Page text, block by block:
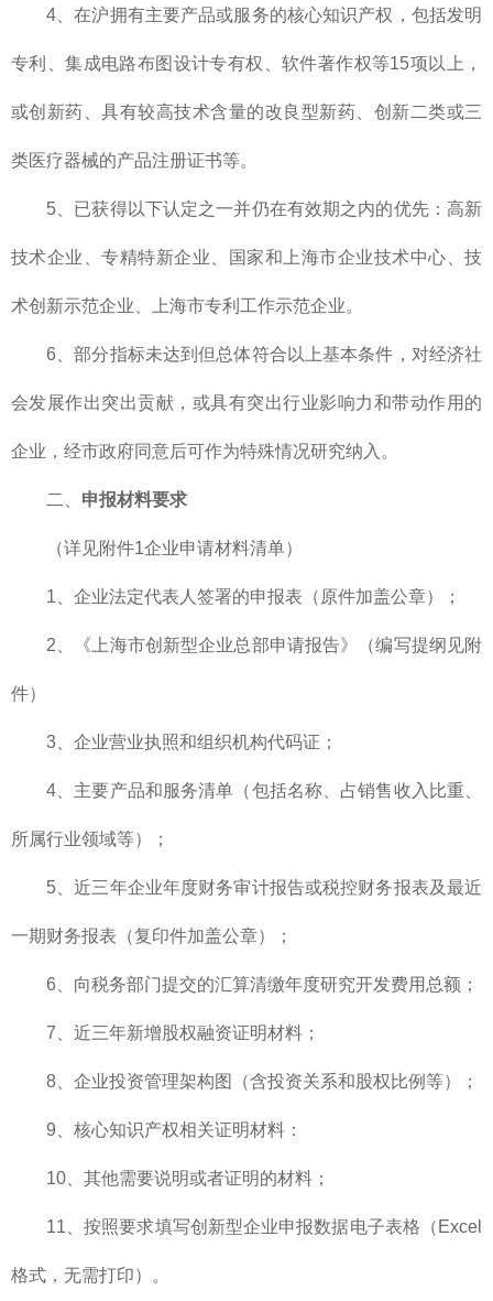
4、在沪拥有主要产品或服务的核心知识产权，包括发明
专利、集成电路布图设计专有权、软件著作权等15项以上，
或创新药、具有较高技术含量的改良型新药、创新二类或三
类医疗器械的产品注册证书等。
5、已获得以下认定之一并仍在有效期之内的优先：高新
技术企业、专精特新企业、国家和上海市企业技术中心、技
术创新示范企业、上海市专利工作示范企业。
6、部分指标未达到但总体符合以上基本条件，对经济社
会发展作出突出贡献，或具有突出行业影响力和带动作用的
企业，经市政府同意后可作为特殊情况研究纳入。
二、 申报材料要求
（详见附件1企业申请材料清单）
1、企业法定代表人签署的申报表（原件加盖公章）；
2、《上海市创新型企业总部申请报告》（编写提纲见附
件）
3、企业营业执照和组织机构代码证；
4、主要产品和服务清单（包括名称、占销售收入比重、
所属行业领域等）；
5、近三年企业年度财务审计报告或税控财务报表及最近
一期财务报表（复印件加盖公章）；
6、向税务部门提交的汇算清缴年度研究开发费用总额；
7、近三年新增股权融资证明材料；
8、企业投资管理架构图（含投资关系和股权比例等）；
9、核心知识产权相关证明材料：
10、其他需要说明或者证明的材料；
11、按照要求填写创新型企业申报数据电子表格（Excel
格式，无需打印）。